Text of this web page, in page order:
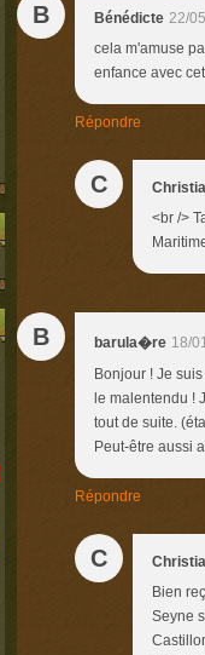
B Bénédicte 22/
cela m'amuse
enfance avec
Répondre
C
<br />
B barula�re 18/
Bonjour ! Je
le malentendu !
tout de suite.
Peut-être aussi
Répondre
C
Bien
Seyne